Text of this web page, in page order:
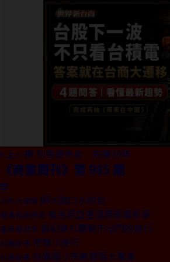
上一期 別等退休金 先賺30年
《商業周刊》第 985 期
小吃大學問 師大路口水煎包
董事長嬉遊記 維吉尼亞重溫西部電影夢
重新看世界 看紀錄片體驗不出門的旅行
封面故事 挖寶小旅行
封面故事 在異國小市集發現大驚喜